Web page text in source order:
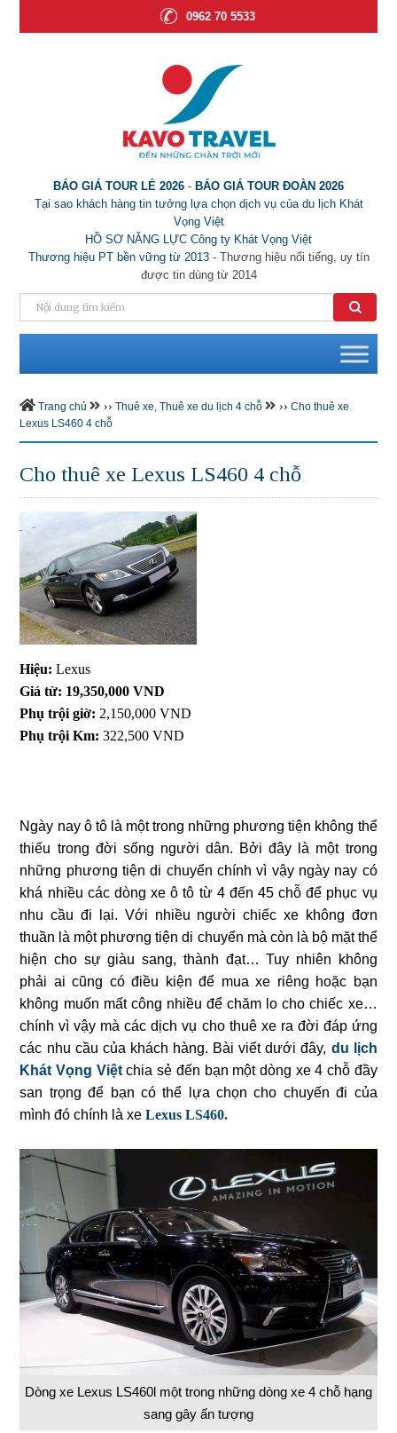
0962 70 5533
BÁO GIÁ TOUR LẺ 2026 - BÁO GIÁ TOUR ĐOÀN 2026
Tại sao khách hàng tin tưởng lựa chọn dịch vụ của du lịch Khát
Vọng Việt
HỒ SƠ NĂNG LỰC Công ty Khát Vọng Việt
Thương hiệu PT bền vững từ 2013- Thương hiệu nổi tiếng, uy tín
được tin dùng từ 2014
Trang chủ ›› Thuê xe,Thuê xe du lịch 4 chỗ ›› Cho thuê xe
Lexus LS460 4 chỗ
Cho thuê xe Lexus LS460 4 chỗ
Hiệu: Lexus
Giá từ: 19,350,000 VND
Phụ trội giờ: 2,150,000 VND
Phụ trội Km: 322,500 VND
Ngày nay ô tô là một trong những phương tiện không thể
thiếu trong đời sống người dân. Bởi đây là một trong
những phương tiện di chuyển chính vì vậy ngày nay có
khá nhiều các dòng xe ô tô từ 4 đến 45 chỗ để phục vụ
nhu cầu đi lại. Với nhiều người chiếc xe không đơn
thuần là một phương tiện di chuyển mà còn là bộ mặt thể
hiện cho sự giàu sang, thành đạt… Tuy nhiên không
phải ai cũng có điều kiện để mua xe riêng hoặc bạn
không muốn mất công nhiều để chăm lo cho chiếc xe…
chính vì vậy mà các dịch vụ cho thuê xe ra đời đáp ứng
các nhu cầu của khách hàng. Bài viết dưới đây, du lịch
Khát Vọng Việtchia sẻ đến bạn một dòng xe 4 chỗ đầy
san trọng để bạn có thể lựa chọn cho chuyến đi của
mình đó chính là xeLexus LS460.
Dòng xe Lexus LS460l một trong những dòng xe 4 chỗ hạng
sang gây ấn tượng